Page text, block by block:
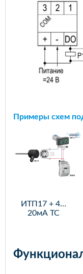
Примеры схем
ИТП17 + 4…
20мА ТС